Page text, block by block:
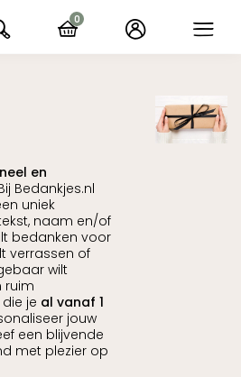
en
Bedankjes.nl
uniek
naam en/of
bedanken voor
verrassen of
wilt
ruim
je al vanaf 1
jouw
een blijvende
met plezier op
0
items